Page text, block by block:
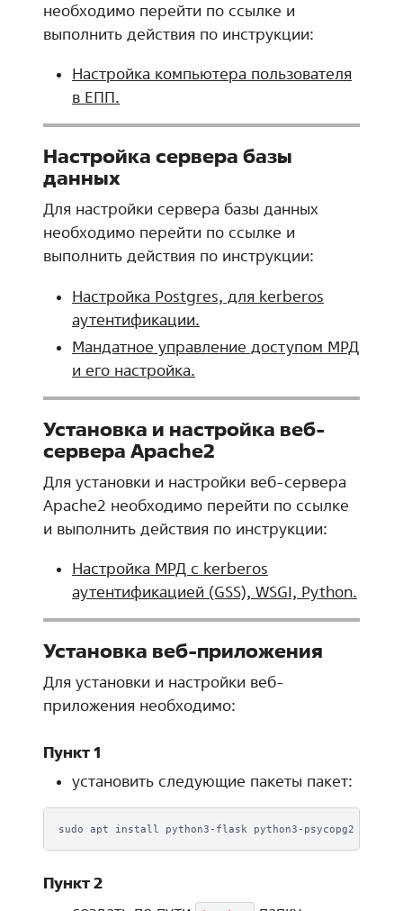
необходимо перейти по ссылке и
выполнить действия по инструкции:
Настройка компьютера пользователя
в ЕПП.
Настройка сервера базы
данных
Для настройки сервера базы данных
необходимо перейти по ссылке и
выполнить действия по инструкции:
Настройка Postgres, для kerberos
аутентификации.
Мандатное управление доступом МРД
и его настройка.
Установка и настройка веб-
сервера Apache2
Для установки и настройки веб-сервера
Apache2 необходимо перейти по ссылке
и выполнить действия по инструкции:
Настройка МРД с kerberos
аутентификацией (GSS), WSGI, Python.
Установка веб-приложения
Для установки и настройки веб-
приложения необходимо:
Пункт 1
установить следующие пакеты пакет:
sudo apt install python3-flask
Пункт 2